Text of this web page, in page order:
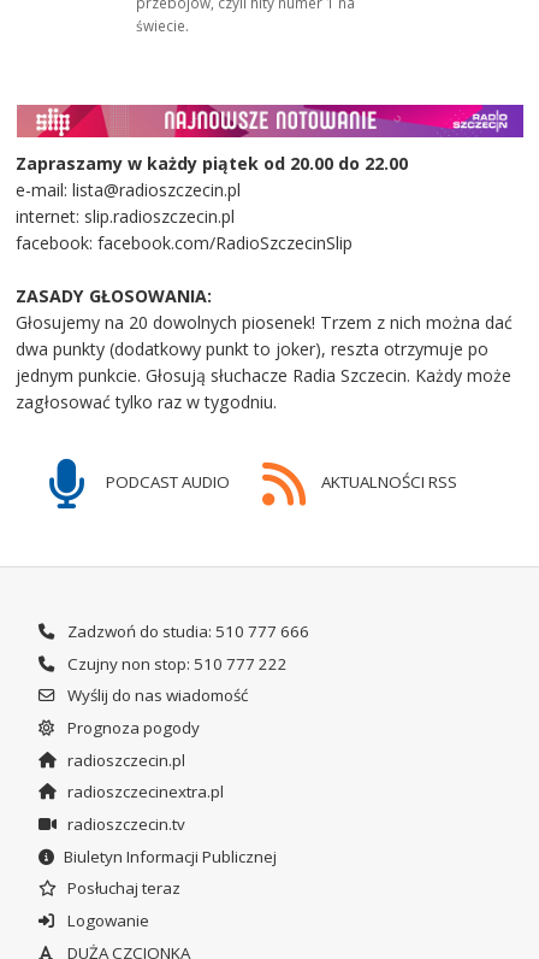
świecie.
Zapraszamy w każdy piątek od 20.00 do 22.00
e-mail: lista@radioszczecin.pl
internet: slip.radioszczecin.pl
facebook: facebook.com/RadioSzczecinSlip
ZASADY GŁOSOWANIA:
Głosujemy na 20 dowolnych piosenek! Trzem z nich można dać
dwa punkty (dodatkowy punkt to joker), reszta otrzymuje po
jednym punkcie. Głosują słuchacze Radia Szczecin. Każdy może
zagłosować tylko raz w tygodniu.
PODCAST AUDIO AKTUALNOŚCI RSS
Zadzwoń do studia: 510 777 666
Czujny non stop: 510 777 222
Wyślij do nas wiadomość
Prognoza pogody
radioszczecin.pl
radioszczecinextra.pl
radioszczecin.tv
Biuletyn Informacji Publicznej
Posłuchaj teraz
Logowanie
DUŻA CZCIONKA